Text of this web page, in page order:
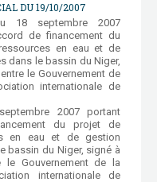
DU 19/10/2007
18 septembre 2007
de financement du
en eau et de
dans le bassin du Niger,
le Gouvernement de
internationale de
2007 portant
du projet de
en eau et de gestion
bassin du Niger, signé à
Gouvernement de la
internationale de